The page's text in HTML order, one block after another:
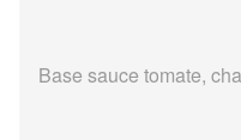
Base sauce tomate,